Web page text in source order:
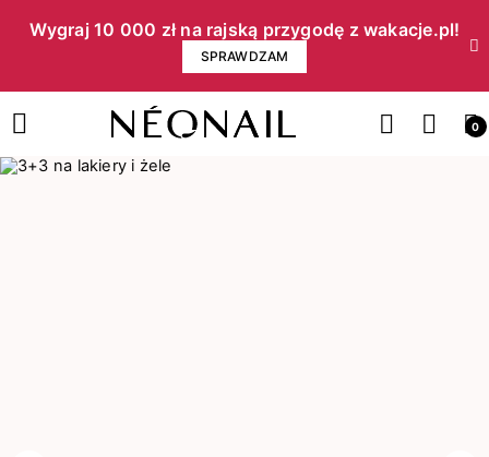
Wygraj 10 000 zł na rajską przygodę z wakacje.pl!​
SPRAWDZAM
0